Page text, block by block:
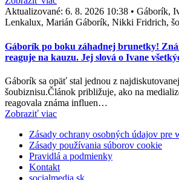
Aktualizované: 6. 8. 2026 10:38 • Gáborík,
Lenkalux, Marián Gáborík, Nikki Fridrich,
Gáborík po boku záhadnej brunetky!
reaguje na kauzu. Jej slová o Ivane
Gáborík sa opäť stal jednou z
šoubiznisu.Článok približuje, ako na
reagovala známa influen…
Zobraziť viac
Zásady ochrany osobných údajov pre
Zásady používania súborov cookie
Pravidlá a podmienky
Kontakt
socialmedia.sk